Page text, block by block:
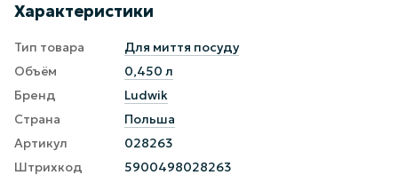
Характеристики
Тип товара
Для миття посуду
Объём
0,450 л
Бренд
Ludwik
Страна
Польша
Артикул
028263
Штрихкод
5900498028263